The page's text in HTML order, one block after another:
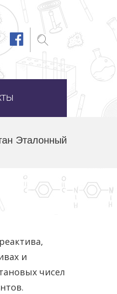
Эталонный
и
чисел